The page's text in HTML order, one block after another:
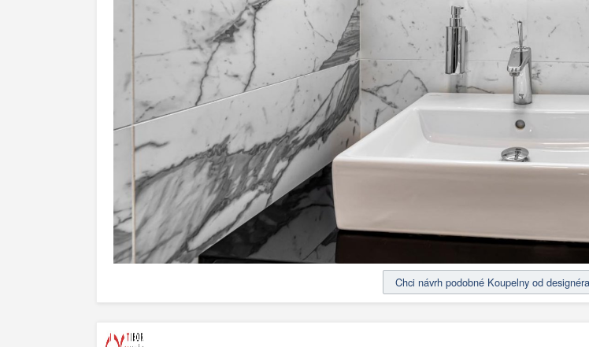
Chci návrh podobné Koupelny od designéra